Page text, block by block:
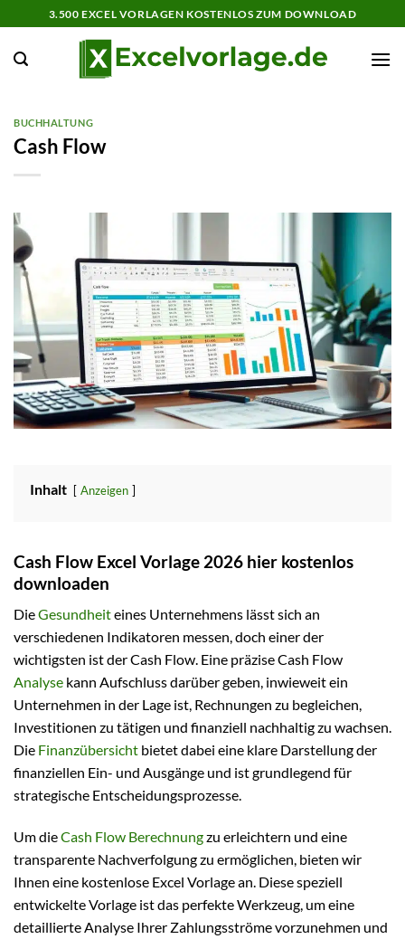
Inhalt
springen
3.500 EXCEL VORLAGEN KOSTENLOS ZUM DOWNLOAD
BUCHHALTUNG
Cash Flow
Inhalt Anzeigen
Cash Flow Excel Vorlage 2026 hier kostenlos
downloaden
DieGesundheiteines Unternehmens lässt sich an
verschiedenen Indikatoren messen, doch einer der
wichtigsten ist der Cash Flow. Eine präzise Cash Flow
Analyse kann Aufschluss darüber geben, inwieweit ein
Unternehmen in der Lage ist, Rechnungen zu begleichen,
Investitionen zu tätigen und finanziell nachhaltig zu wachsen.
Die Finanzübersicht bietet dabei eine klare Darstellung der
finanziellen Ein- und Ausgänge und ist grundlegend für
strategische Entscheidungsprozesse.
Um dieCash Flow Berechnungzu erleichtern und eine
transparente Nachverfolgung zu ermöglichen, bieten wir
Ihnen eine kostenlose Excel Vorlage an. Diese speziell
entwickelte Vorlage ist das perfekte Werkzeug, um eine
detaillierte Analyse Ihrer Zahlungsströme vorzunehmen und